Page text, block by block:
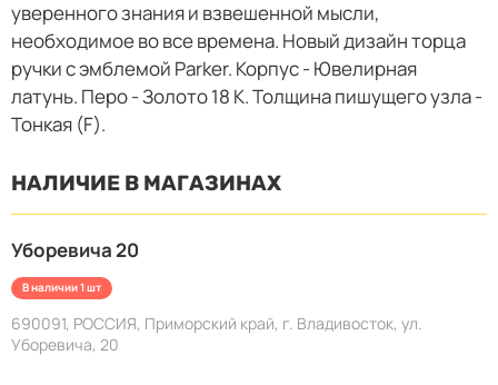
уверенного знания и взвешенной мысли,
необходимое во все времена. Новый дизайн торца
ручки с эмблемой Parker. Корпус - Ювелирная
латунь. Перо - Золото 18 К. Толщина пишущего узла -
Тонкая (F).
НАЛИЧИЕ В МАГАЗИНАХ
Уборевича 20
В наличии 1 шт
690091, РОССИЯ, Приморский край, г. Владивосток, ул.
Уборевича, 20